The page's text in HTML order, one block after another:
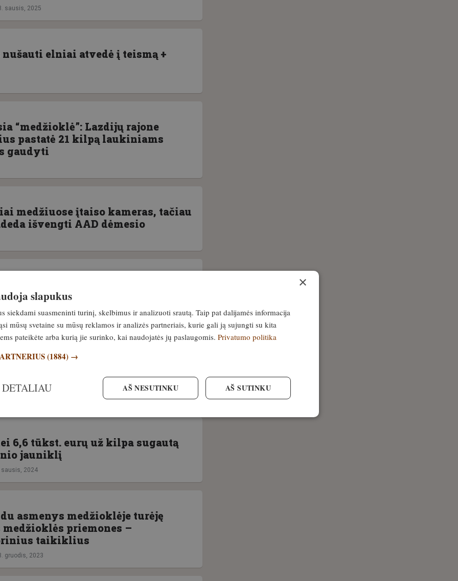
sausis, 2025
elniai atvedė į teismą +
“medžioklė”: Lazdijų rajone
pastatė 21 kilpą laukiniams
gaudyti
medžiuose įtaiso kameras, tačiau
išvengti AAD dėmesio
įtariamą iki dantų ginkluotą
brakonieriais
6,6 tūkst. eurų už kilpa sugautą
jauniklį
sausis, 2024
asmenys medžioklėje turėję
medžioklės priemones –
taikiklius
gruodis, 2023
×
slapukus
siekdami suasmeninti turinį, skelbimus ir analizuoti srautą. Taip pat dalijamės informacija
mūsų svetaine su mūsų reklamos ir analizės partneriais, kurie gali ją sujungti su kita
pateikėte arba kurią jie surinko, kai naudojatės jų paslaugomis. Privatumo politika
(1884) →
AŠ SUTINKU
AŠ NESUTINKU
DETALIAU